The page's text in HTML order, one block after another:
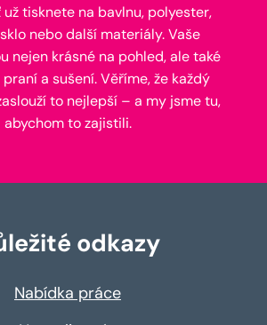
tisknete na bavlnu, polyester,
nebo další materiály. Vaše
nejen krásné na pohled, ale také
a sušení. Věříme, že každý
to nejlepší – a my jsme tu,
abychom to zajistili.
odkazy
Nabídka práce